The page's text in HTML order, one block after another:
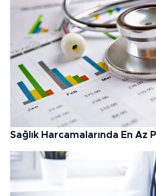
Sağlık Harcamalarında En Az